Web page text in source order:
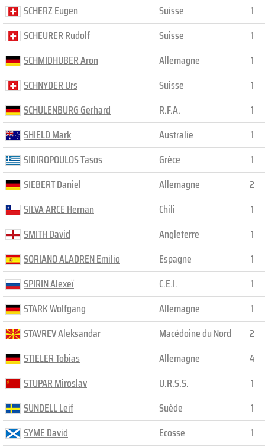
SCHERZ Eugen
SCHEURER Rudolf
SCHMIDHUBER Aron
SCHNYDER Urs
SCHULENBURG Gerhard
SHIELD Mark
SIDIROPOULOS Tasos
SIEBERT Daniel
SILVA ARCE Hernan
SMITH David
SORIANO ALADREN Emilio
SPIRIN Alexeï
STARK Wolfgang
STAVREV Aleksandar
STIELER Tobias
STUPAR Miroslav
SUNDELL Leif
SYME David
Suisse
1
Suisse
1
Allemagne
1
Suisse
1
R.F.A.
1
Australie
1
Grèce
1
Allemagne
2
Chili
1
Angleterre
1
Espagne
1
C.E.I.
1
Allemagne
1
Macédoine du Nord
2
Allemagne
4
U.R.S.S.
1
Suède
1
Ecosse
1